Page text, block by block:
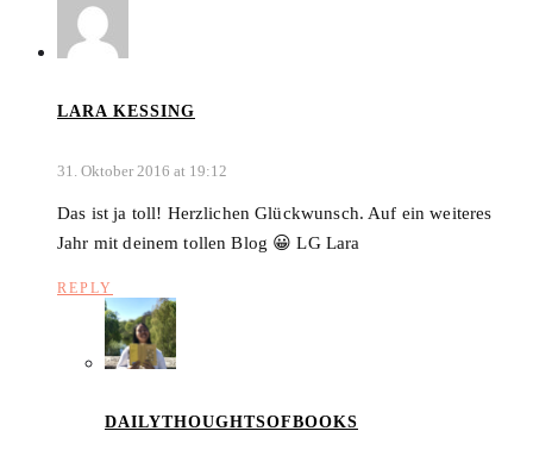
LARA KESSING
31. Oktober 2016 at 19:12
Das ist ja toll! Herzlichen Glückwunsch. Auf ein weiteres
Jahr mit deinem tollen Blog 😀 LG Lara
REPLY
DAILYTHOUGHTSOFBOOKS